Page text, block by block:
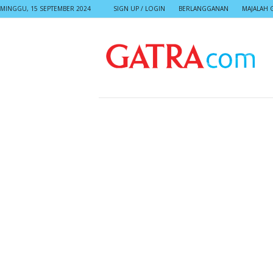
MINGGU, 15 SEPTEMBER 2024 SIGN UP / LOGIN BERLANGGANAN MAJALAH